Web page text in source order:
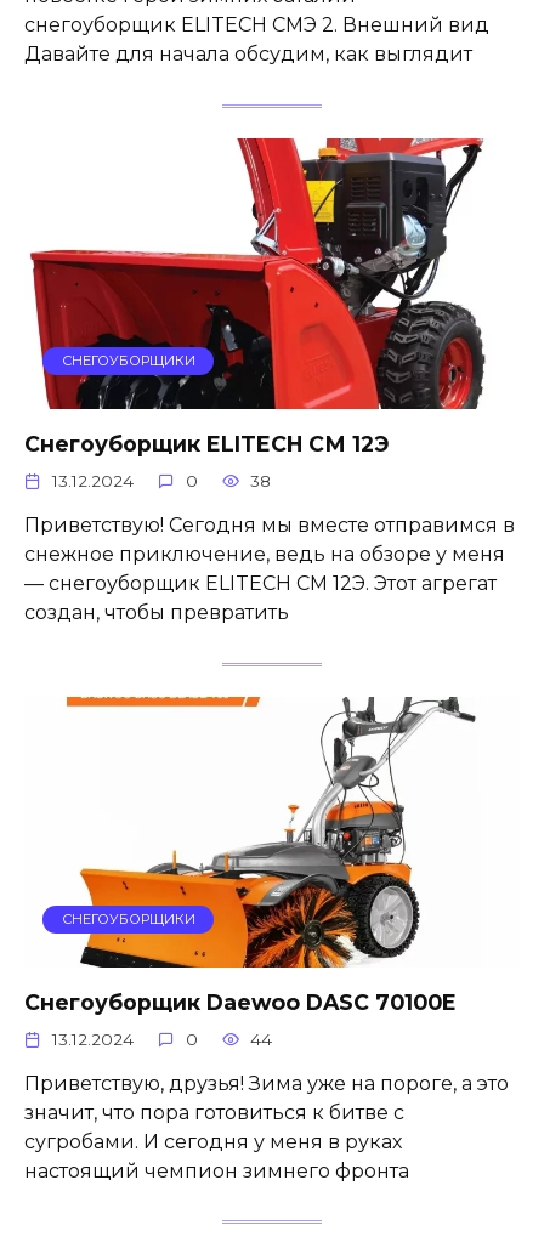
снегоуборщик ELITECH СМЭ 2. Внешний вид
Давайте для начала обсудим, как выглядит
СНЕГОУБОРЩИКИ
Снегоуборщик ELITECH СМ 12Э
13.12.2024 0 38
Приветствую! Сегодня мы вместе отправимся в
снежное приключение, ведь на обзоре у меня
— снегоуборщик ELITECH СМ 12Э. Этот агрегат
создан, чтобы превратить
СНЕГОУБОРЩИКИ
Снегоуборщик Daewoo DASC 70100E
13.12.2024 0 44
Приветствую, друзья! Зима уже на пороге, а это
значит, что пора готовиться к битве с
сугробами. И сегодня у меня в руках
настоящий чемпион зимнего фронта